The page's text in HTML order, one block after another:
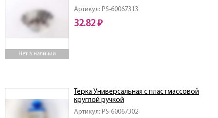
Нет в наличии
Артикул: PS-60067313
32.82 ₽
Артикул: PS-60067302
Терка Универсальная с пластмассовой
круглой ручкой